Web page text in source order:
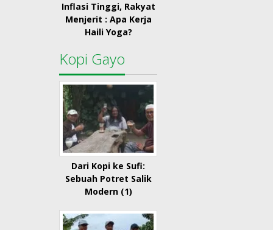
Inflasi Tinggi, Rakyat
Menjerit : Apa Kerja
Haili Yoga?
Kopi Gayo
Dari Kopi ke Sufi:
Sebuah Potret Salik
Modern (1)